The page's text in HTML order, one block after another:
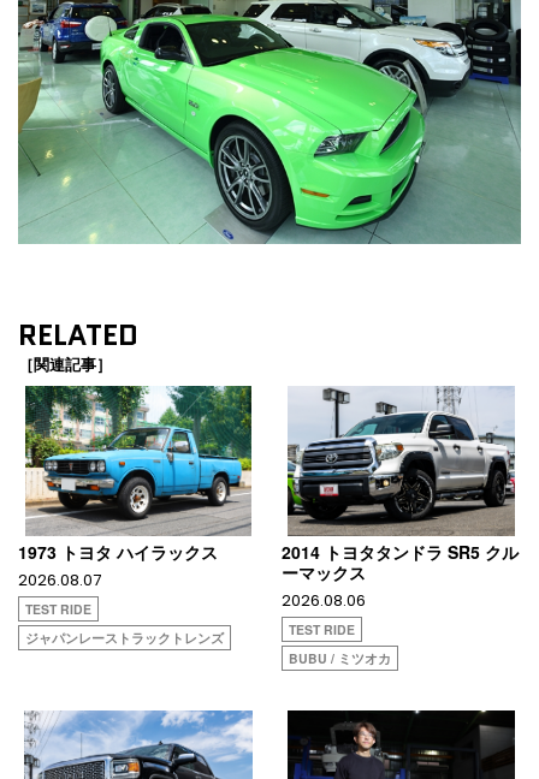
RELATED
［関連記事］
1973 トヨタ ハイラックス
2026.08.07
TEST RIDE
ジャパンレーストラックトレンズ
2014 トヨタタンドラ SR5 クル
ーマックス
2026.08.06
TEST RIDE
BUBU / ミツオカ